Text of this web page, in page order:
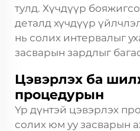
тулд. Хүчдүүр
деталд хүчдүүр
нь солих интервалыг
засварын зардлыг
Цэвэрлэх ба
процедурын
Үр дүнтэй цэвэрлэх
солих юм уу засварын